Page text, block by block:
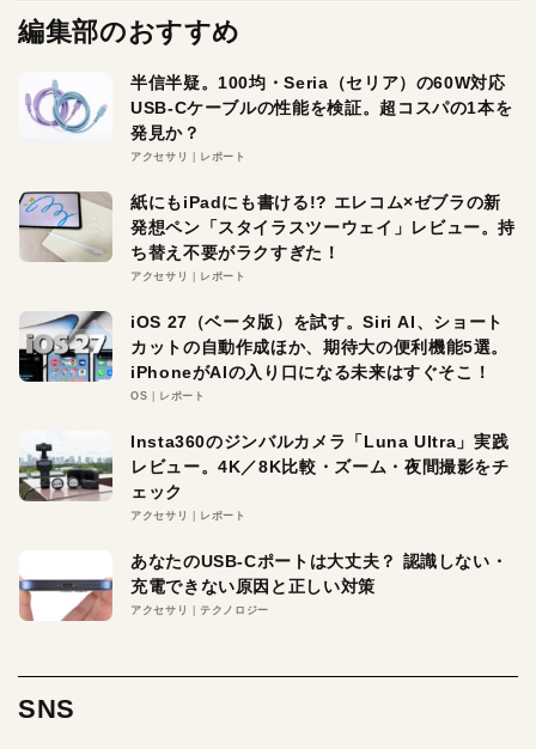
編集部のおすすめ
半信半疑。100均・Seria（セリア）の60W対応
USB-Cケーブルの性能を検証。超コスパの1本を
発見か？
アクセサリ レポート
紙にもiPadにも書ける!? エレコム×ゼブラの新
発想ペン「スタイラスツーウェイ」レビュー。持
ち替え不要がラクすぎた！
アクセサリ レポート
iOS 27（ベータ版）を試す。Siri AI、ショート
カットの自動作成ほか、期待大の便利機能5選。
iPhoneがAIの入り口になる未来はすぐそこ！
OS レポート
Insta360のジンバルカメラ「Luna Ultra」実践
レビュー。4K／8K比較・ズーム・夜間撮影をチ
ェック
アクセサリ レポート
あなたのUSB-Cポートは大丈夫？ 認識しない・
充電できない原因と正しい対策
アクセサリ テクノロジー
SNS